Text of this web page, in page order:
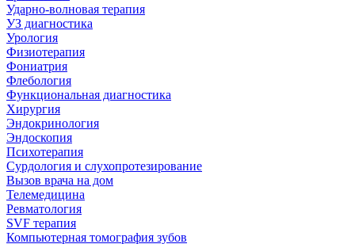
Ударно-волновая терапия
УЗ диагностика
Урология
Физиотерапия
Фониатрия
Флебология
Функциональная диагностика
Хирургия
Эндокринология
Эндоскопия
Психотерапия
Сурдология и слухопротезирование
Вызов врача на дом
Телемедицина
Ревматология
SVF терапия
Компьютерная томография зубов